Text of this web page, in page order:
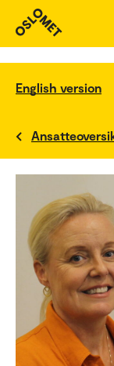
English version